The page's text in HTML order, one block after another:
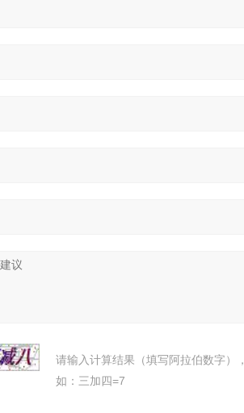
请输入计算结果（填写阿拉伯数字），
如：三加四=7